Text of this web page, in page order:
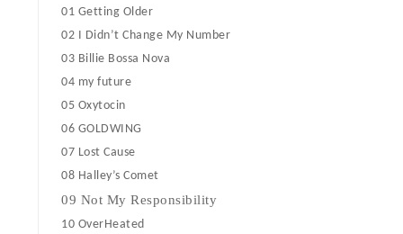
01 Getting Older
02 I Didn’t Change My Number
03 Billie Bossa Nova
04 my future
05 Oxytocin
06 GOLDWING
07 Lost Cause
08 Halley’s Comet
09 Not My Responsibility
10 OverHeated